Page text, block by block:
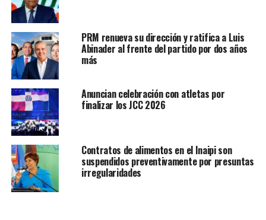
PRM renueva su dirección y ratifica a Luis
Abinader al frente del partido por dos años
más
Anuncian celebración con atletas por
finalizar los JCC 2026
Contratos de alimentos en el Inaipi son
suspendidos preventivamente por presuntas
irregularidades